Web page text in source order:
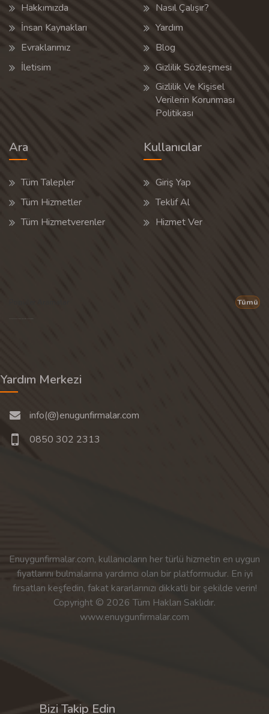
Hakkımızda
İnsan Kaynakları
Evraklarımız
İletisim
Nasıl Çalışır?
Yardım
Blog
Gizlilik Sözleşmesi
Gizlilik Ve Kişisel
Verilerin Korunması
Politikası
Ara
Tüm Talepler
Tüm Hizmetler
Tüm Hizmetverenler
Kullanıcılar
Giriş Yap
Teklif Al
Hizmet Ver
Tümü
Yardım Merkezi
info(@)enugunfirmalar.com
0850 302 2313
Enuygunfirmalar.com, kullanıcıların her türlü hizmetin en uygun
fiyatlarını bulmalarına yardımcı olan bir platformudur. En iyi
fırsatları keşfedin, fakat kararlarınızı dikkatli bir şekilde verin!
Copyright © 2026 Tüm Hakları Saklıdır.
www.enuygunfirmalar.com
Bizi Takip Edin